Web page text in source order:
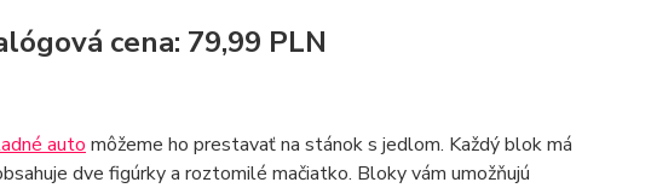
cena: 79,99 PLN
auto môžeme ho prestavať na stánok s jedlom. Každý blok má
dve figúrky a roztomilé mačiatko. Bloky vám umožňujú